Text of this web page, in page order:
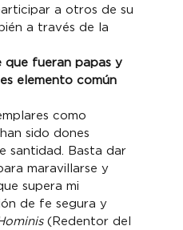
a otros de su
a través de la
que fueran papas y
elemento común
como
sido dones
santidad. Basta dar
maravillarse y
supera mi
de fe segura y
(Redentor del